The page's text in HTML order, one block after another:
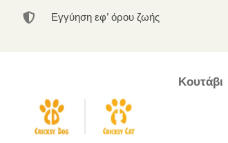
 Εγγύηση εφ’ όρου ζωής
Κουτάβι